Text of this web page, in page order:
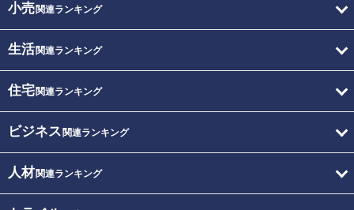
小売関連ランキング
生活関連ランキング
住宅関連ランキング
ビジネス 関連ランキング
人材関連ランキング